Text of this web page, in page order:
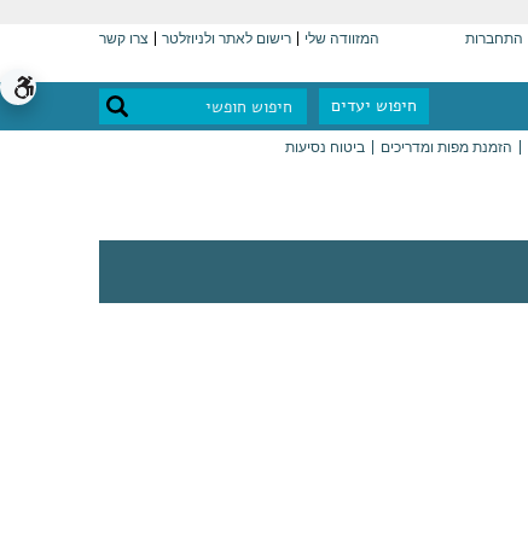
התחברות המזוודה שלי רישום לאתר ולניוזלטר צרו קשר
חיפוש יעדים
הזמנת מפות ומדריכים ביטוח נסיעות